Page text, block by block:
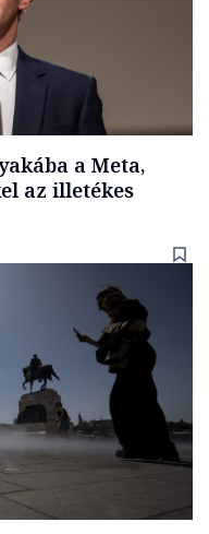
a Meta,
az illetékes